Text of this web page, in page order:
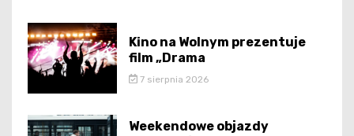
Kino na Wolnym prezentuje
film „Drama
7 sierpnia 2026
Weekendowe objazdy